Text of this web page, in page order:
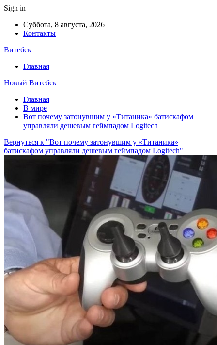
Sign in
Суббота, 8 августа, 2026
Контакты
Витебск
Главная
Новый Витебск
Главная
В мире
Вот почему затонувшим у «Титаника» батискафом
управляли дешевым геймпадом Logitech
Вернуться к "Вот почему затонувшим у «Титаника»
батискафом управляли дешевым геймпадом Logitech"